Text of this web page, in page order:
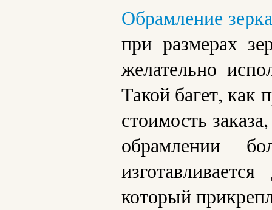
Обрамление
при размерах
желательно
Такой багет, как
стоимость
обрамлении
который